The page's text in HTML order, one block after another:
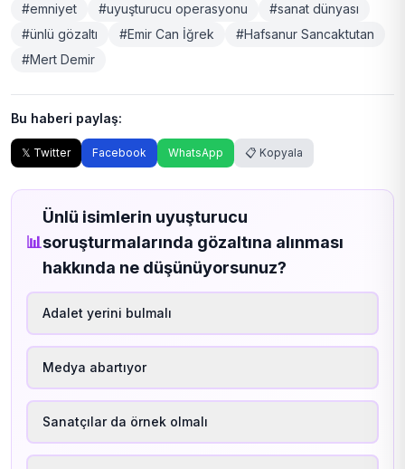
#emniyet
#uyuşturucu operasyonu
#sanat dünyası
#ünlü gözaltı
#Emir Can İğrek
#Hafsanur Sancaktutan
#Mert Demir
Bu haberi paylaş:
𝕏 Twitter Facebook WhatsApp 📋 Kopyala
📊
Ünlü isimlerin uyuşturucu
soruşturmalarında gözaltına alınması
hakkında ne düşünüyorsunuz?
Adalet yerini bulmalı
Medya abartıyor
Sanatçılar da örnek olmalı